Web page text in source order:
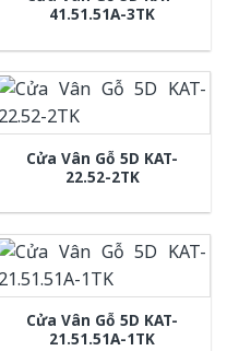
41.51.51A-3TK
Cửa Vân Gỗ 5D KAT-
22.52-2TK
Cửa Vân Gỗ 5D KAT-
21.51.51A-1TK